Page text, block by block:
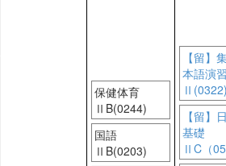
保健体育
ⅡB(0244)
国語
ⅡB(0203)
【留】
本語演
【留】
基礎
ⅡC（